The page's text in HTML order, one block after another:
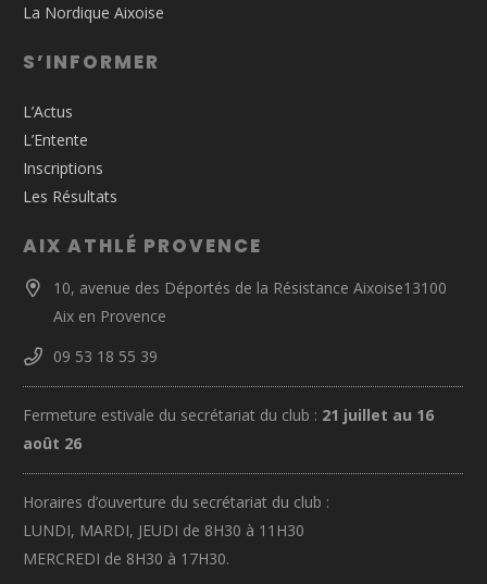
La Nordique Aixoise
S’INFORMER
L’Actus
L’Entente
Inscriptions
Les Résultats
AIX ATHLÉ PROVENCE
10, avenue des Déportés de la Résistance Aixoise13100
Aix en Provence
09 53 18 55 39
Fermeture estivale du secrétariat du club : 21 juillet au 16
août 26
Horaires d’ouverture du secrétariat du club :
LUNDI, MARDI, JEUDI de 8H30 à 11H30
MERCREDI de 8H30 à 17H30.